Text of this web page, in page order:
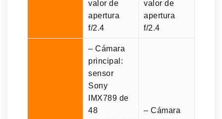
valor de
apertura
f/2.4
valor de
apertura
f/2.4
– Cámara
principal:
sensor
Sony
IMX789 de
48
– Cámara